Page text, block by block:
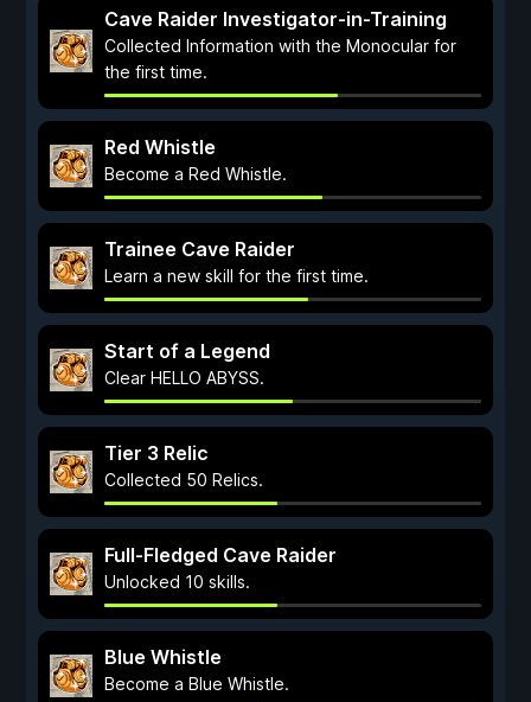
Cave Raider Investigator-in-Training
Collected Information with the Monocular for
the first time.
Red Whistle
Become a Red Whistle.
Trainee Cave Raider
Learn a new skill for the first time.
Start of a Legend
Clear HELLO ABYSS.
Tier 3 Relic
Collected 50 Relics.
Full-Fledged Cave Raider
Unlocked 10 skills.
Blue Whistle
Become a Blue Whistle.